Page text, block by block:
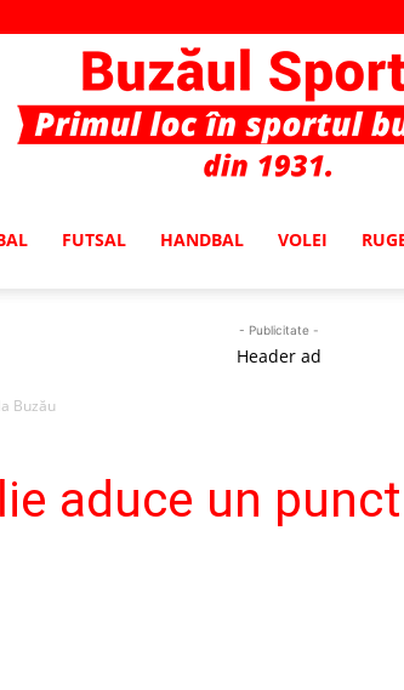
FUTSAL HANDBAL VOLEI
- Publicitate -
Header ad
Buzău
aduce un